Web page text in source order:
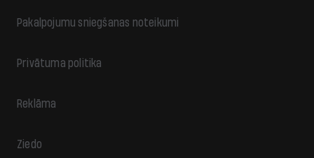
Pakalpojumu sniegšanas noteikumi
Privātuma politika
Reklāma
Ziedo